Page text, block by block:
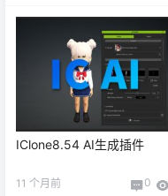
IClone8.54 AI生成插件
11 个月前 0